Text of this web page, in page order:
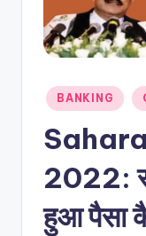
Posted
in
BANKING
2022:
हुआ पैसा